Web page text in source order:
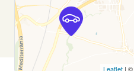
Leaflet | ©